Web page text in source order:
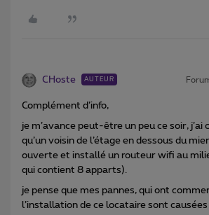
CHoste AUTEUR
Complément d’info,
je m’avance peut-être un peu ce soir,
qu’un voisin de l’étage en dessous du
ouverte et installé un routeur wifi au
qui contient 8 apparts).
je pense que mes pannes, qui ont
l’installation de ce locataire sont